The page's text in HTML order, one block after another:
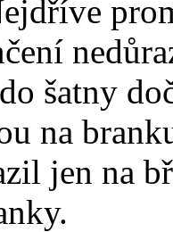
šatny
na
jen na